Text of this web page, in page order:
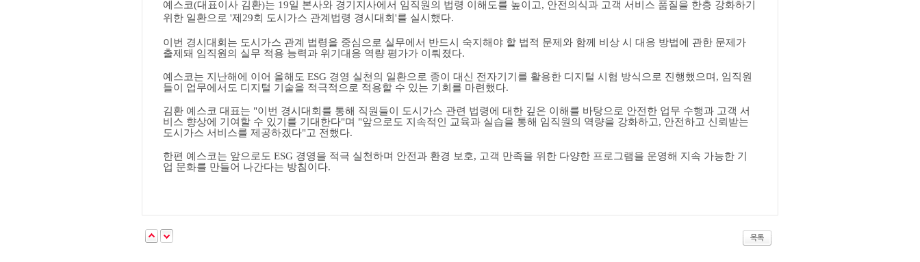
예스코(대표이사 김환)는 19일 본사와 경기지사에서 임직원의 법령 이해도를 높이고, 안전의식과 고객 서비스 품질을 한층 강화하기
위한 일환으로 '제 29회 도시가스 관계법령 경시대회 '를 실시했다.
이번 경시대회는 도시가스 관계 법령을 중심으로 실무에서 반드시 숙지해야 할 법적 문제와 함께 비상 시 대응 방법에 관한 문제가
출제돼 임직원의 실무 적용 능력과 위기대응 역량 평가가 이뤄졌다.
예스코는 지난해에 이어 올해도 ESG 경영 실천의 일환으로 종이 대신 전자기기를 활용한 디지털 시험 방식으로 진행했으며 , 임직원
들이 업무에서도 디지털 기술을 적극적으로 적용할 수 있는 기회를 마련했다.
김환 예스코 대표는 "이번 경시대회를 통해 직원들이 도시가스 관련 법령에 대한 깊은 이해를 바탕으로 안전한 업무 수행과 고객 서
비스 향상에 기여할 수 있기를 기대한다"며 "앞으로도 지속적인 교육과 실습을 통해 임직원의 역량을 강화하고, 안전하고 신뢰받는
도시가스 서비스를 제공하겠다"고 전했다.
한편 예스코는 앞으로도 ESG 경영을 적극 실천하며 안전과 환경 보호, 고객 만족을 위한 다양한 프로그램을 운영해 지속 가능한 기
업 문화를 만들어 나간다는 방침이다.
목록